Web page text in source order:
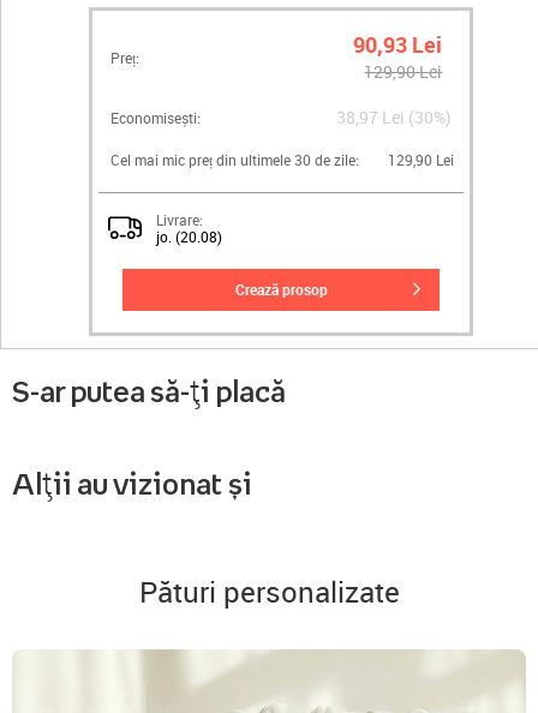
Preț: 90,93 Lei
129,90 Lei
Economisești: 38,97 Lei (30%)
Cel mai mic preț din ultimele 30 de zile: 129,90 Lei
Livrare:
jo. (20.08)
crează prosop
S-ar putea să-ți placă
Alții au vizionat și
Pături personalizate